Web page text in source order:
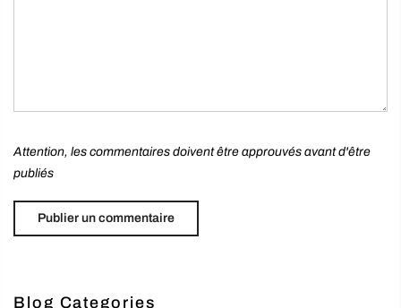
Blog Categories
Attention, les commentaires doivent être approuvés avant d'être
publiés